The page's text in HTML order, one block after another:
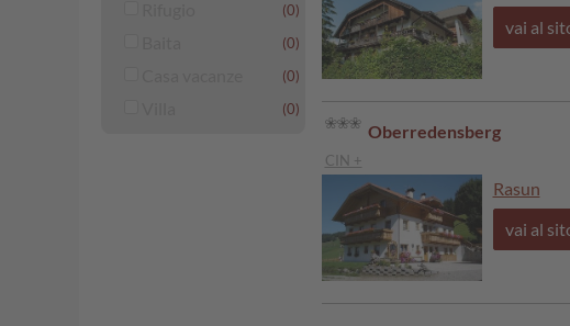
(0)
(0)
(0)
(0)
vai al
Oberredensberg
CIN +
Rasun
vai al